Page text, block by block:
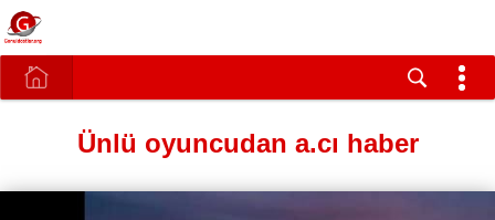
Ünlü oyuncudan a.cı haber